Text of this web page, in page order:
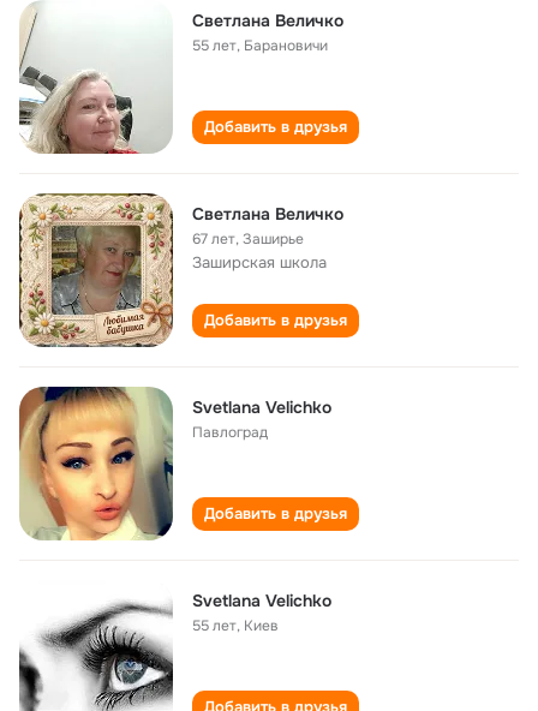
Светлана Величко
55 лет, Барановичи
Добавить в друзья
Светлана Величко
67 лет,Заширье
Заширская школа
Добавить в друзья
Svetlana Velichko
Павлоград
Добавить в друзья
Svetlana Velichko
55 лет, Киев
Добавить в друзья